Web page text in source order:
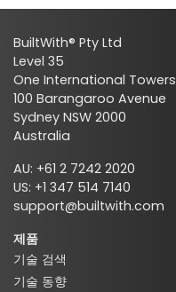
BuiltWith® Pty Ltd
Level 35
One International Towers
100 Barangaroo Avenue
Sydney NSW 2000
Australia
AU: +61 2 7242 2020
US: +1 347 514 7140
support@builtwith.com
제품
기술 검색
기술 동향